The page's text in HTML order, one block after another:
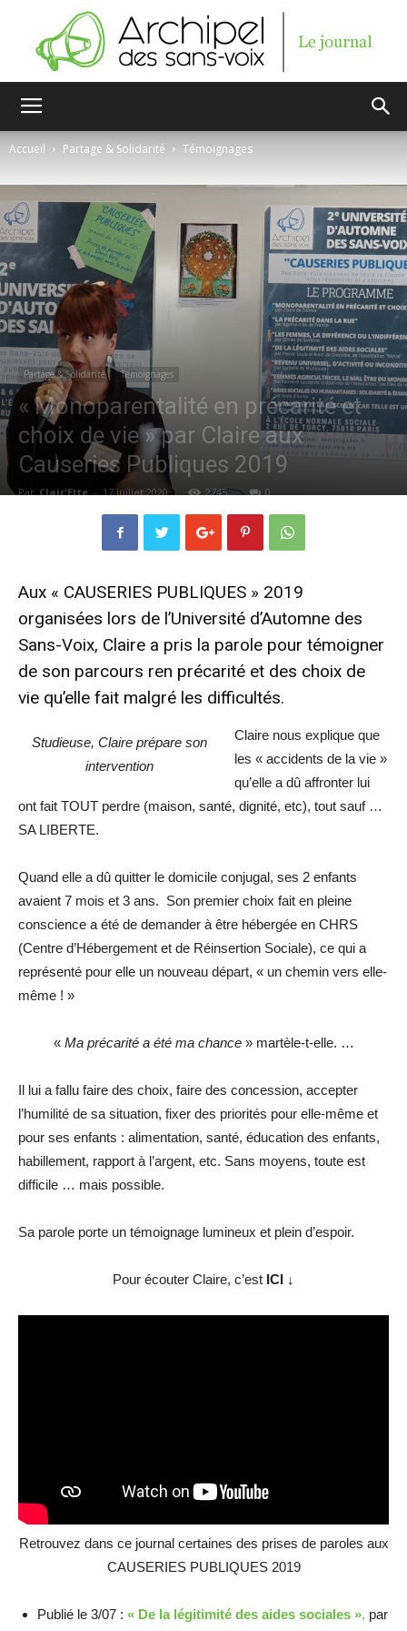
sans-
Accueil Partage & Solidarité Témoignages
Partage & Solidarité Témoignages
« Monoparentalité en précarité et
choix de vie » par Claire aux
Causeries Publiques 2019
Par Clair'Ette - 17 juillet 2020 2745 0
Aux « CAUSERIES PUBLIQUES » 2019
organisées lors de l’Université d’Automne des
Sans-Voix, Claire a pris la parole pour témoigner
de son parcours ren précarité et des choix de
vie qu’elle fait malgré les difficultés.
Studieuse, Claire prépare son
intervention
Claire nous explique que
les « accidents de la vie »
qu’elle a dû affronter lui
ont fait TOUT perdre (maison, santé, dignité, etc), tout sauf …
SA LIBERTE.
Quand elle a dû quitter le domicile conjugal, ses 2 enfants
avaient 7 mois et 3 ans. Son premier choix fait en pleine
conscience a été de demander à être hébergée en CHRS
(Centre d’Hébergement et de Réinsertion Sociale), ce qui a
représenté pour elle un nouveau départ, « un chemin vers elle-
même ! »
« Ma précarité a été ma chance» martèle-t-elle. …
Il lui a fallu faire des choix, faire des concession, accepter
l’humilité de sa situation, fixer des priorités pour elle-même et
pour ses enfants : alimentation, santé, éducation des enfants,
habillement, rapport à l’argent, etc. Sans moyens, toute est
difficile … mais possible.
Sa parole porte un témoignage lumineux et plein d’espoir.
Pour écouter Claire, c’est ICI ↓
Retrouvez dans ce journal certaines des prises de paroles aux
CAUSERIES PUBLIQUES 2019
Publié le 3/07 : « De la légitimité des aides sociales », par